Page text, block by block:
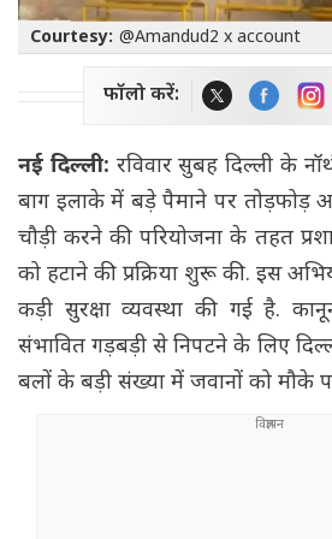
Courtesy: @Amandud2 x account
फॉलो करें:
नई दिल्ली: रविवार सुबह दिल्ली के
बाग इलाके में बड़े पैमाने पर
चौड़ी करने की परियोजना के तहत
को हटाने की प्रक्रिया शुरू की. इस
कड़ी सुरक्षा व्यवस्था की गई है.
संभावित गड़बड़ी से निपटने के लिए
बलों के बड़ी संख्या में जवानों को मौके